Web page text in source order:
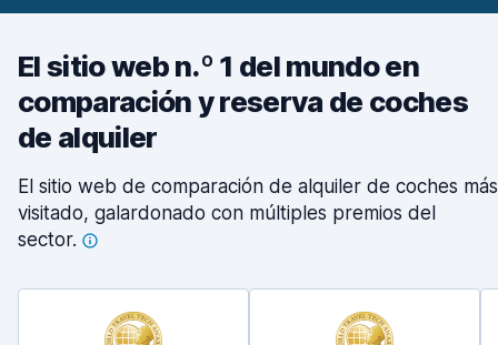
El sitio web n.º 1 del mundo en
comparación y reserva de coches
de alquiler
El sitio web de comparación de alquiler de coches más
visitado, galardonado con múltiples premios del
sector.